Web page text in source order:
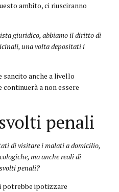
ambito, ci riusciranno
giuridico, abbiamo il diritto di
una volta depositati i
sancito anche a livello
a non essere
penali
di visitare i malati a domicilio,
ma anche reali di
penali?
potrebbe ipotizzare